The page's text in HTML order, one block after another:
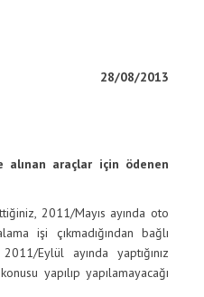
28/08/2013
araçlar için ödenen
2011/Mayıs ayında oto
işi çıkmadığından bağlı
Eylül ayında yaptığınız
yapılıp yapılamayacağı